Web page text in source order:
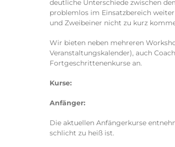
deutliche Unterschiede zwischen
problemlos im Einsatzbereich
und Zweibeiner nicht zu kurz
Wir bieten neben mehreren
Veranstaltungskalender), auch
Fortgeschrittenenkurse an.
Kurse:
Anfänger:
Die aktuellen Anfängerkurse
schlicht zu heiß ist.